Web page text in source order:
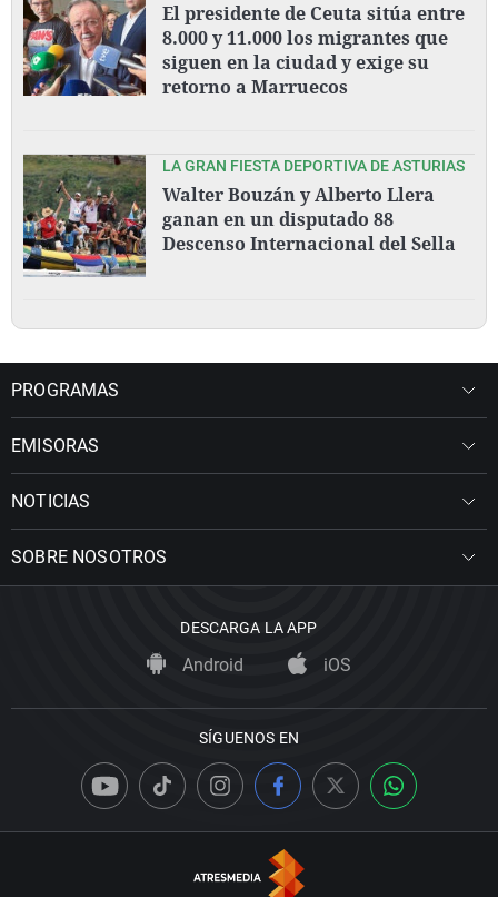
El presidente de Ceuta sitúa entre
8.000 y 11.000 los migrantes que
siguen en la ciudad y exige su
retorno a Marruecos
LA GRAN FIESTA DEPORTIVA DE ASTURIAS
Walter Bouzán y Alberto Llera
ganan en un disputado 88
Descenso Internacional del Sella
PROGRAMAS
EMISORAS
NOTICIAS
SOBRE NOSOTROS
DESCARGA LA APP
Android iOS
SÍGUENOS EN